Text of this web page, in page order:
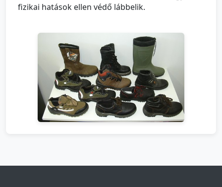
fizikai hatások ellen védő lábbelik.